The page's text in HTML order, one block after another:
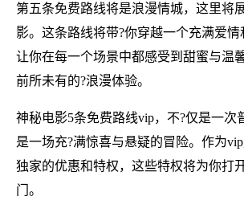
第五条免费路线将是浪漫情城，这里将
影。这条路线将带?你穿越一个充满爱情
让你在每一个场景中都感受到甜蜜与温
前所未有的?浪漫体验。
神秘电影5条免费路线vip，不?仅是一次
是一场充?满惊喜与悬疑的冒险。作为
独家的优惠和特权，这些特权将为你打
门。